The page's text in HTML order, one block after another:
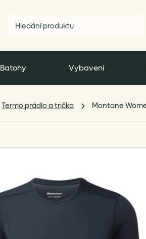
Batohy Vybavení
Termo prádlo a trička Montane